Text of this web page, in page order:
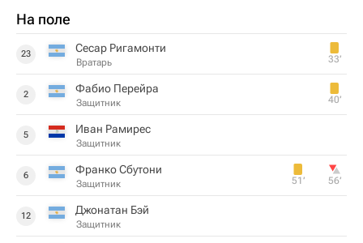
На поле
23 Сесар Ригамонти
Вратарь 33‎’‎
2 Фабио Перейра
Защитник 40‎’‎
5 Иван Рамирес
Защитник
6 Франко Сбутони
Защитник 51‎’‎ 56‎’‎
12 Джонатан Бэй
Защитник